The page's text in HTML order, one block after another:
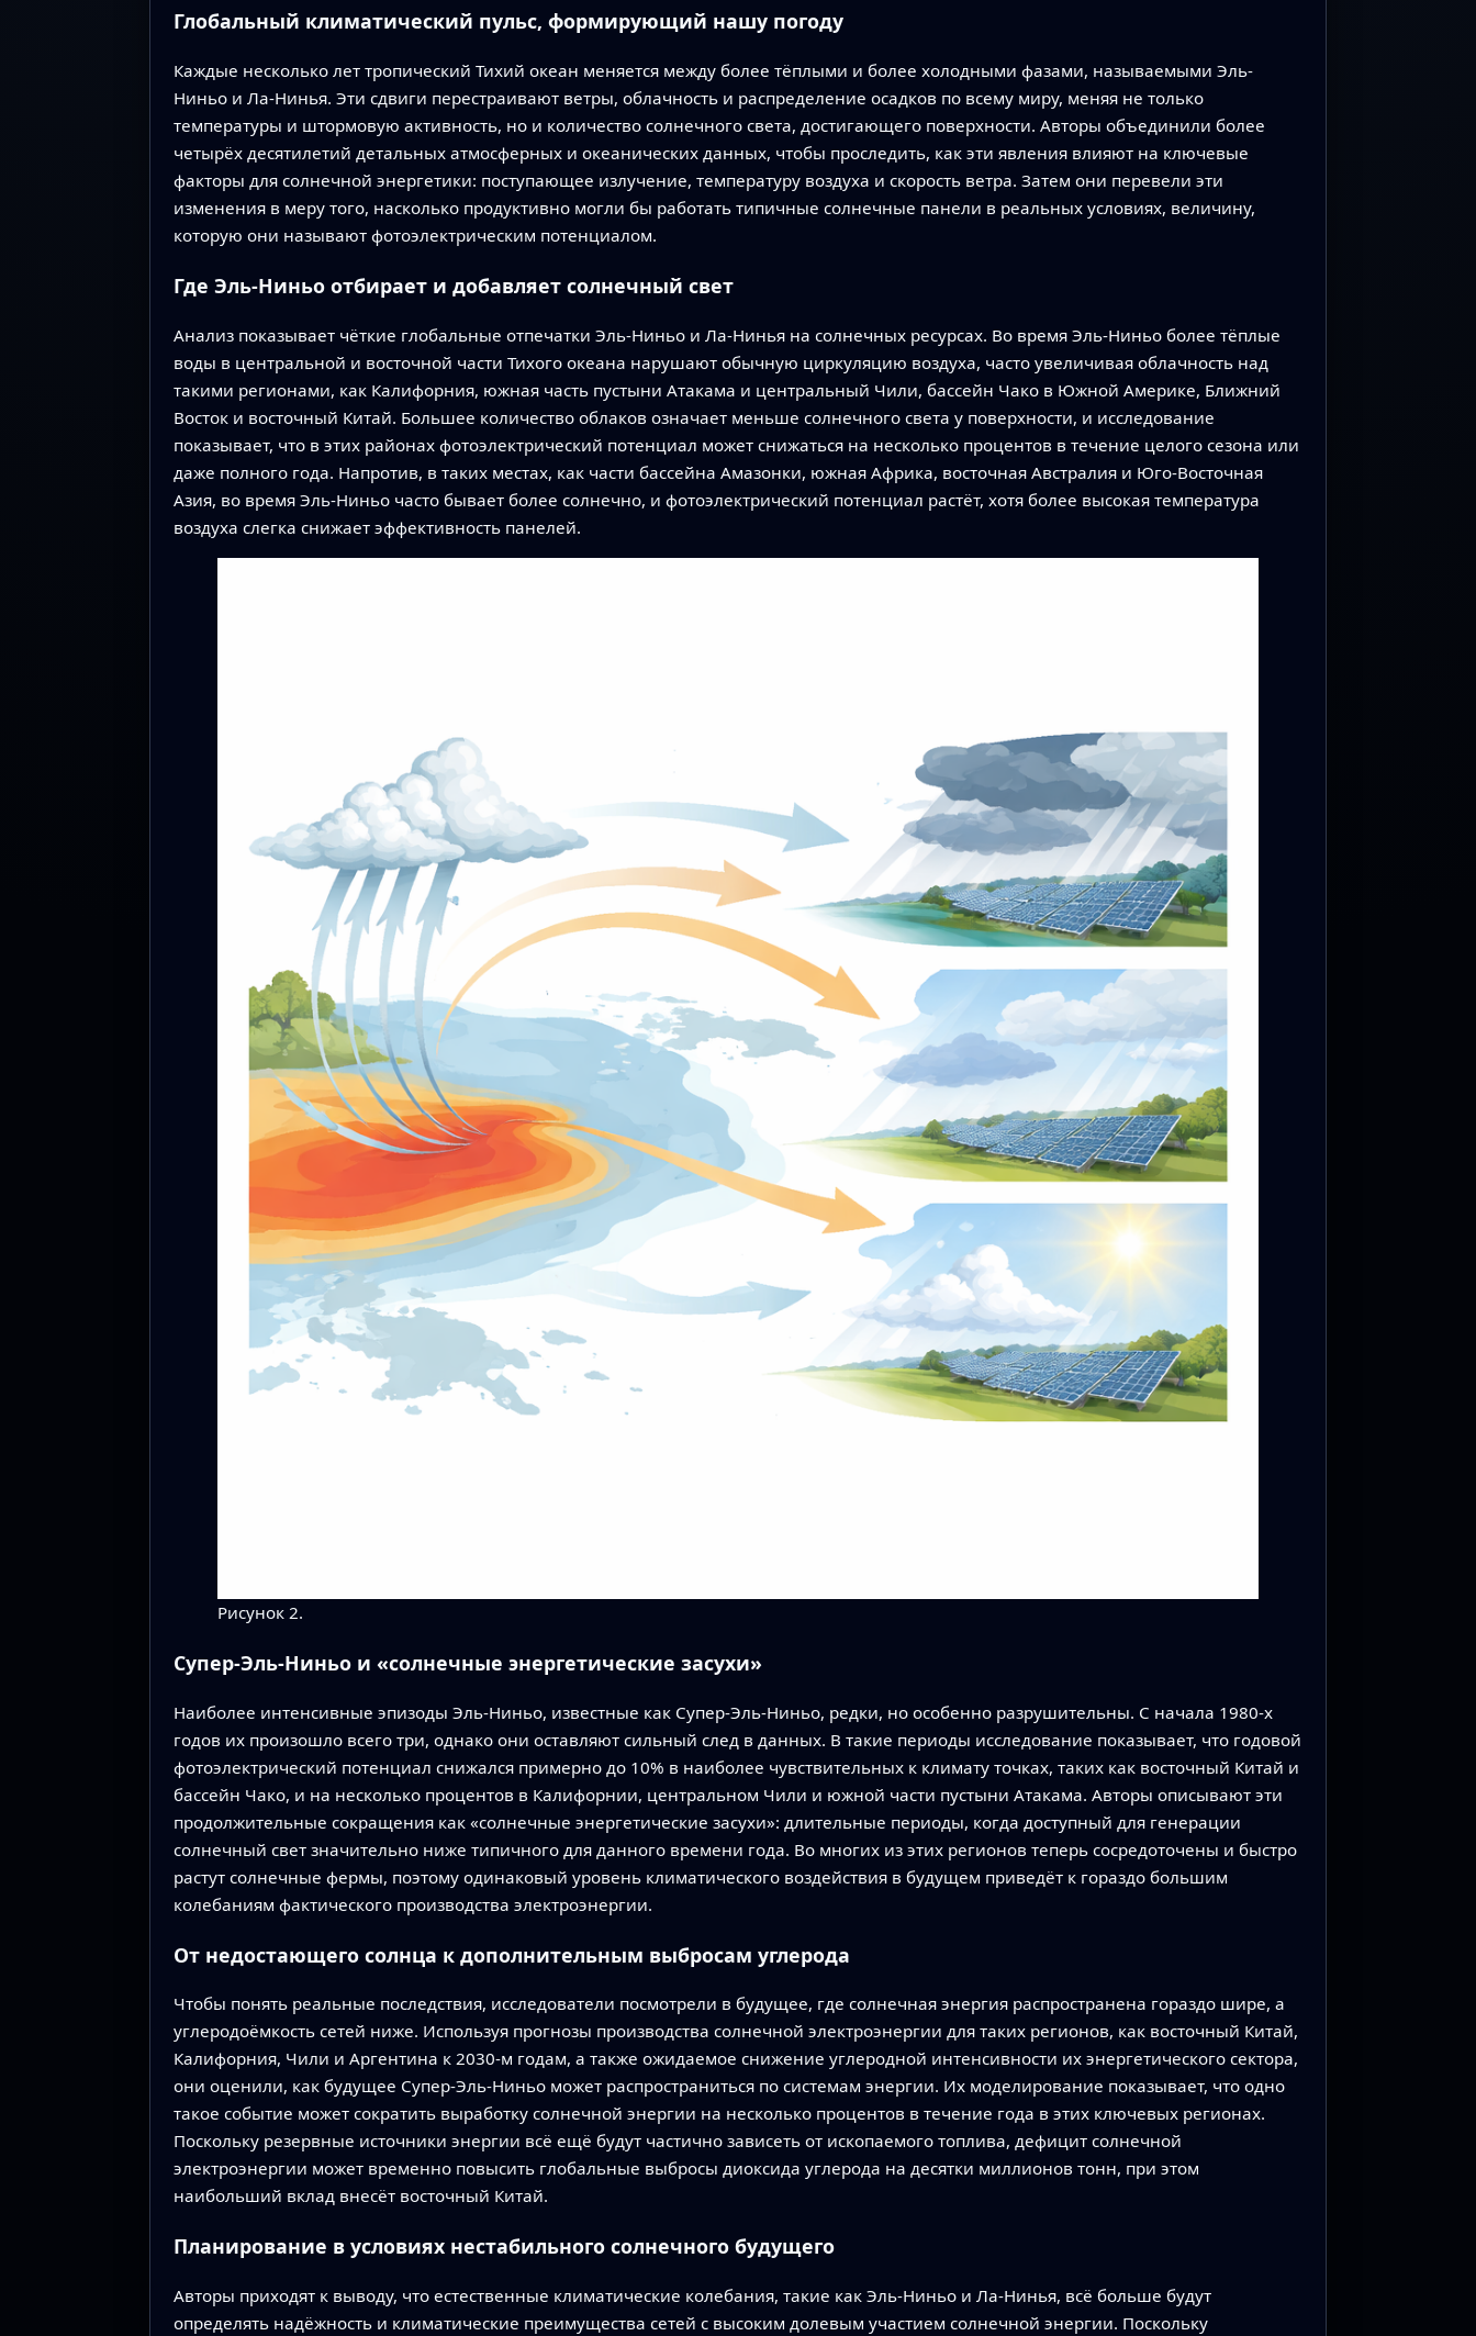
Глобальный климатический пульс, формирующий нашу погоду
Каждые несколько лет тропический Тихий океан меняется между более тёплыми и более холодными фазами, называемыми Эль-
Ниньо и Ла-Нинья. Эти сдвиги перестраивают ветры, облачность и распределение осадков по всему миру, меняя не только
температуры и штормовую активность, но и количество солнечного света, достигающего поверхности. Авторы объединили более
четырёх десятилетий детальных атмосферных и океанических данных, чтобы проследить, как эти явления влияют на ключевые
факторы для солнечной энергетики: поступающее излучение, температуру воздуха и скорость ветра. Затем они перевели эти
изменения в меру того, насколько продуктивно могли бы работать типичные солнечные панели в реальных условиях, величину,
которую они называют фотоэлектрическим потенциалом.
Где Эль-Ниньо отбирает и добавляет солнечный свет
Анализ показывает чёткие глобальные отпечатки Эль-Ниньо и Ла-Нинья на солнечных ресурсах. Во время Эль-Ниньо более тёплые
воды в центральной и восточной части Тихого океана нарушают обычную циркуляцию воздуха, часто увеличивая облачность над
такими регионами, как Калифорния, южная часть пустыни Атакама и центральный Чили, бассейн Чако в Южной Америке, Ближний
Восток и восточный Китай. Большее количество облаков означает меньше солнечного света у поверхности, и исследование
показывает, что в этих районах фотоэлектрический потенциал может снижаться на несколько процентов в течение целого сезона или
даже полного года. Напротив, в таких местах, как части бассейна Амазонки, южная Африка, восточная Австралия и Юго-Восточная
Азия, во время Эль-Ниньо часто бывает более солнечно, и фотоэлектрический потенциал растёт, хотя более высокая температура
воздуха слегка снижает эффективность панелей.
Рисунок 2.
Супер-Эль-Ниньо и «солнечные энергетические засухи»
Наиболее интенсивные эпизоды Эль-Ниньо, известные как Супер-Эль-Ниньо, редки, но особенно разрушительны. С начала 1980-х
годов их произошло всего три, однако они оставляют сильный след в данных. В такие периоды исследование показывает, что годовой
фотоэлектрический потенциал снижался примерно до 10% в наиболее чувствительных к климату точках, таких как восточный Китай и
бассейн Чако, и на несколько процентов в Калифорнии, центральном Чили и южной части пустыни Атакама. Авторы описывают эти
продолжительные сокращения как «солнечные энергетические засухи»: длительные периоды, когда доступный для генерации
солнечный свет значительно ниже типичного для данного времени года. Во многих из этих регионов теперь сосредоточены и быстро
растут солнечные фермы, поэтому одинаковый уровень климатического воздействия в будущем приведёт к гораздо большим
колебаниям фактического производства электроэнергии.
От недостающего солнца к дополнительным выбросам углерода
Чтобы понять реальные последствия, исследователи посмотрели в будущее, где солнечная энергия распространена гораздо шире, а
углеродоёмкость сетей ниже. Используя прогнозы производства солнечной электроэнергии для таких регионов, как восточный Китай,
Калифорния, Чили и Аргентина к 2030-м годам, а также ожидаемое снижение углеродной интенсивности их энергетического сектора,
они оценили, как будущее Супер-Эль-Ниньо может распространиться по системам энергии. Их моделирование показывает, что одно
такое событие может сократить выработку солнечной энергии на несколько процентов в течение года в этих ключевых регионах.
Поскольку резервные источники энергии всё ещё будут частично зависеть от ископаемого топлива, дефицит солнечной
электроэнергии может временно повысить глобальные выбросы диоксида углерода на десятки миллионов тонн, при этом
наибольший вклад внесёт восточный Китай.
Планирование в условиях нестабильного солнечного будущего
Авторы приходят к выводу, что естественные климатические колебания, такие как Эль-Ниньо и Ла-Нинья, всё больше будут
определять надёжность и климатические преимущества сетей с высоким долевым участием солнечной энергии. Поскольку